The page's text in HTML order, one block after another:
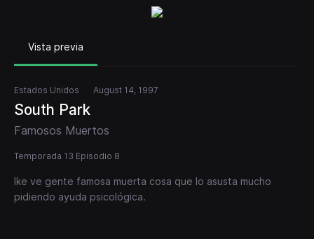
Vista previa
Estados Unidos August 14, 1997
South Park
Famosos Muertos
Temporada 13 Episodio 8
Ike ve gente famosa muerta cosa que lo asusta mucho
pidiendo ayuda psicológica.